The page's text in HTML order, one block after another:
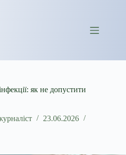
як не допустити
23.06.2026